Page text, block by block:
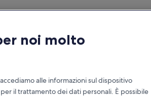
noi molto
alle informazioni sul dispositivo
il trattamento dei dati personali. È possibile